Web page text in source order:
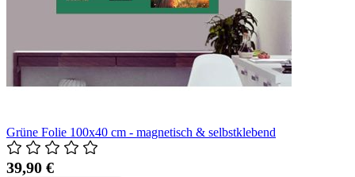
Grüne Folie 100x40 cm - magnetisch & selbstklebend
39,90 €